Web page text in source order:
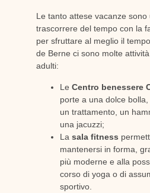
Le tanto attese vacanze
trascorrere del tempo con la
per sfruttare al meglio il
de Berne ci sono molte
adulti:
Le Centro benessere
porte a una dolce
un trattamento, un
una jacuzzi;
La sala fitness
mantenersi in forma,
più moderne e alla
corso di yoga o di
sportivo.